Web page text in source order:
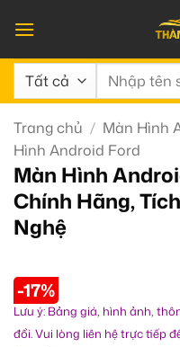
qua
nội
dung
Tìm
Trang chủ / Màn Hình
Hình Android Ford
Màn Hình
Chính Hãng,
Nghệ
-17%
Lưu ý: Bảng giá, hình ảnh,
đổi. Vui lòng liên hệ trực tiếp